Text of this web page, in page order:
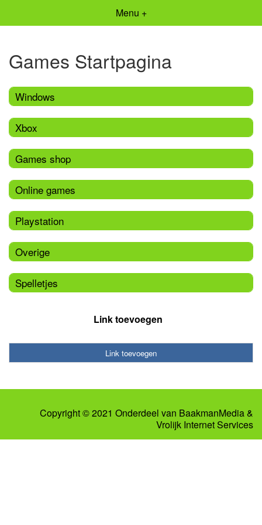
Menu +
Games Startpagina
Windows
Xbox
Games shop
Online games
Playstation
Overige
Spelletjes
Link toevoegen
Link toevoegen
Copyright © 2021 Onderdeel van BaakmanMedia&
Vrolijk Internet Services